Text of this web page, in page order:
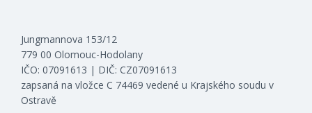
Jungmannova 153/12
779 00 Olomouc-Hodolany
IČO: 07091613 | DIČ: CZ07091613
zapsaná na vložce C 74469 vedené u Krajského soudu v
Ostravě